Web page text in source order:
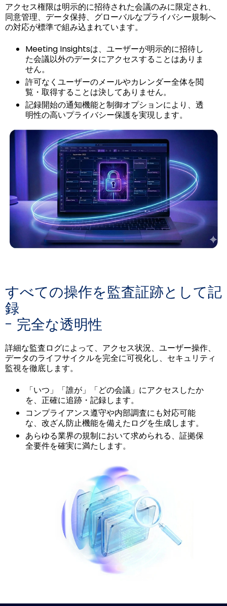
アクセス権限は明示的に招待された会議のみに限定され、
同意管理、データ保持、グローバルなプライバシー規制へ
の対応が標準で組み込まれています。
Meeting Insightsは、ユーザーが明示的に招待し
た会議以外のデータにアクセスすることはありま
せん。
許可なくユーザーのメールやカレンダー全体を閲
覧・取得することは決してありません。
記録開始の通知機能と制御オプションにより、透
明性の高いプライバシー保護を実現します。
すべての操作を監査証跡として記
録
- 完全な透明性
詳細な監査ログによって、アクセス状況、ユーザー操作、
データのライフサイクルを完全に可視化し、セキュリティ
監視を徹底します。
「いつ」「誰が」「どの会議」にアクセスしたか
を、正確に追跡・記録します。
コンプライアンス遵守や内部調査にも対応可能
な、改ざん防止機能を備えたログを生成します。
あらゆる業界の規制において求められる、証拠保
全要件を確実に満たします。